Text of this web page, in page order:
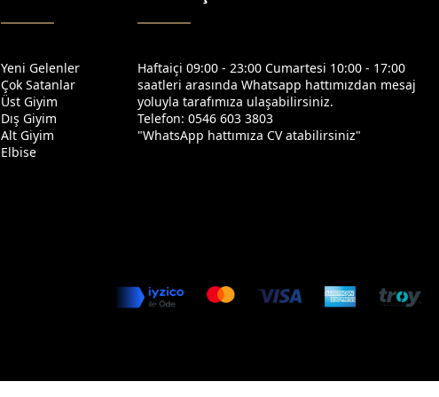
Yeni Gelenler
Çok Satanlar
Üst Giyim
Dış Giyim
Alt Giyim
Elbise
Haftaiçi 09:00 - 23:00 Cumartesi 10:00 - 17:00
saatleri arasında Whatsapp hattımızdan mesaj
yoluyla tarafımıza ulaşabilirsiniz.
Telefon: 0546 603 3803
"WhatsApp hattımıza CV atabilirsiniz"